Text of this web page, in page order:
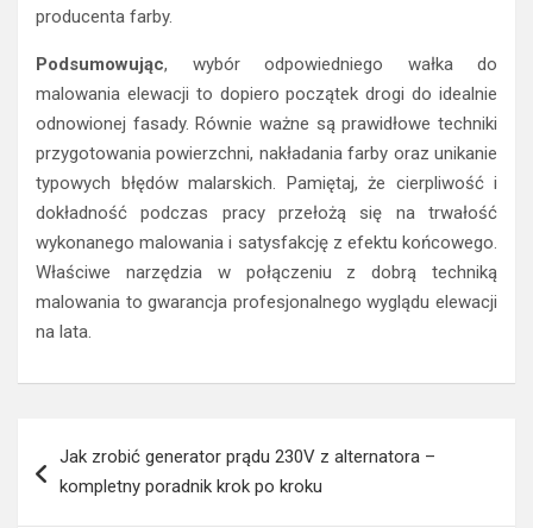
producenta farby.
Podsumowując, wybór odpowiedniego wałka do
malowania elewacji to dopiero początek drogi do idealnie
odnowionej fasady. Równie ważne są prawidłowe techniki
przygotowania powierzchni, nakładania farby oraz unikanie
typowych błędów malarskich. Pamiętaj, że cierpliwość i
dokładność podczas pracy przełożą się na trwałość
wykonanego malowania i satysfakcję z efektu końcowego.
Właściwe narzędzia w połączeniu z dobrą techniką
malowania to gwarancja profesjonalnego wyglądu elewacji
na lata.
wpisu
Jak zrobić generator prądu 230V z alternatora –
kompletny poradnik krok po kroku